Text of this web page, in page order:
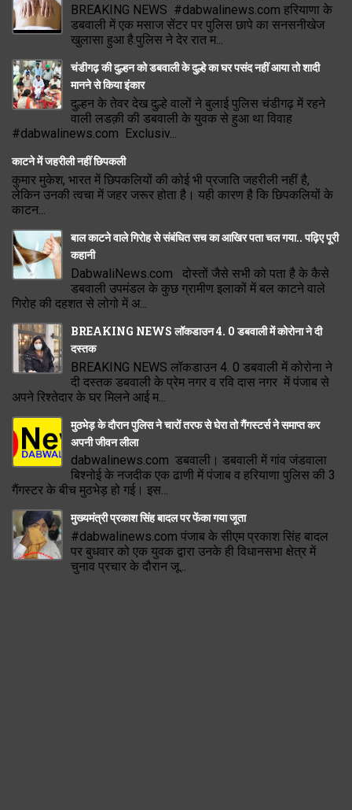
BREAKING NEWS #dabwalinews.com हरियाणा के
डबवाली में एक मसाज सेंटर पर पुलिस छापे का सनसनीखेज
खुलासा हुआ है.पुलिस ने देर रात म...
चंडीगढ़ की दुल्हन को डबवाली के दुल्हे का घर पसंद नहीं आया तो शादी
मानने से किया इंकार
दुल्हन के तेवर देख दुल्हे वालों ने बुलाई पुलिस चंडीगढ़ में रहने
वाली लडक़ी की डबवाली के युवक से हुआ था विवाह
#dabwalinews.com Exclusiv...
काटने में जहरीली नहीं छिपकली
कुमार मुकेश, भारत में छिपकलियों की कोई भी प्रजाति जहरीली नहीं है,
लेकिन उनकी त्वचा में जहर जरूर होता है। यही कारण है कि छिपकलियों के
काटन...
बाल काटने वाले गिरोह से संबंधित सच का आखिर पता चल गया.. पढ़िए पूरी
कहानी
DabwaliNews.com दोस्तों जैसे सभी को पता है के कैसे
डबवाली उपमंडल के कुछ ग्रामीण इलाकों में बल काटने वाले
गिरोह की दहशत से लोगो में अ...
BREAKING NEWS लॉकडाउन 4. 0 डबवाली में कोरोना ने दी
दस्तक
BREAKING NEWS लॉकडाउन 4. 0 डबवाली में कोरोना ने
दी दस्तक डबवाली के प्रेम नगर व रवि दास नगर में पंजाब से
अपने रिश्तेदार के घर मिलने आई म...
मुठभेड़ के दौरान पुलिस ने चारों तरफ से घेरा तो गैंगस्टर्स ने समाप्त कर
अपनी जीवन लीला
dabwalinews.com डबवाली। डबवाली में गांव जंडवाला
बिश्नोई के नजदीक एक ढाणी में पंजाब व हरियाणा पुलिस की 3
गैंगस्टर के बीच मुठभेड़ हो गई। इस...
मुख्यमंत्री प्रकाश सिंह बादल पर फेंका गया जूता
#dabwalinews.com पंजाब के सीएम प्रकाश सिंह बादल
पर बुधवार को एक युवक द्वारा उनके ही विधानसभा क्षेत्र में
चुनाव प्रचार के दौरान जू...